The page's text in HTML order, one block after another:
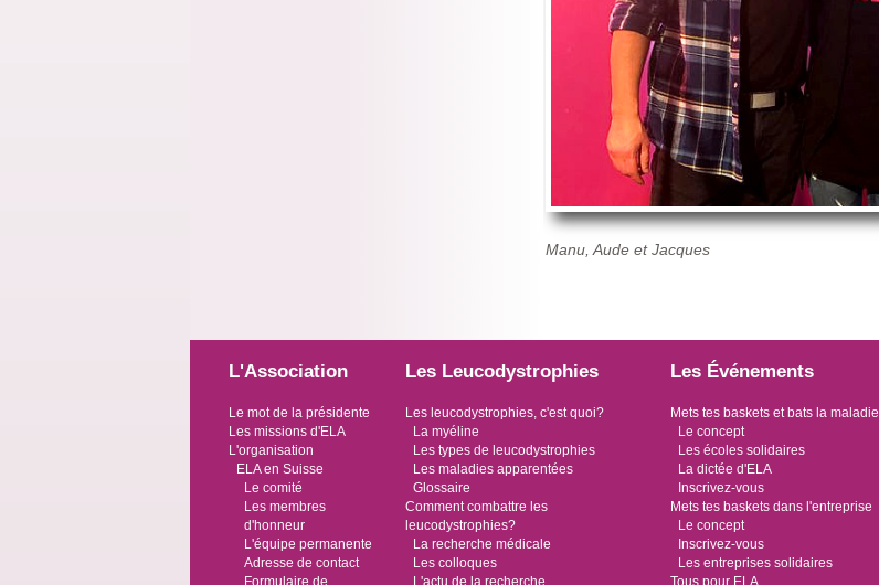
Manu, Aude et Jacques
L'Association
Le mot de la présidente
Les missions d'ELA
L'organisation
ELA en Suisse
Le comité
Les membres
d'honneur
L'équipe permanente
Adresse de contact
Formulaire de
Les Leucodystrophies
Les leucodystrophies, c'est quoi?
La myéline
Les types de leucodystrophies
Les maladies apparentées
Glossaire
Comment combattre les
leucodystrophies?
La recherche médicale
Les colloques
L'actu de la recherche
Les Événements
Mets tes baskets et bats la maladie
Le concept
Les écoles solidaires
La dictée d'ELA
Inscrivez-vous
Mets tes baskets dans l'entreprise
Le concept
Inscrivez-vous
Les entreprises solidaires
Tous pour ELA